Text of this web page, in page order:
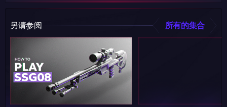
另请参阅 所有的集合